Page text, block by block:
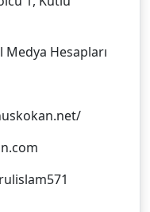
Medya Hesapları